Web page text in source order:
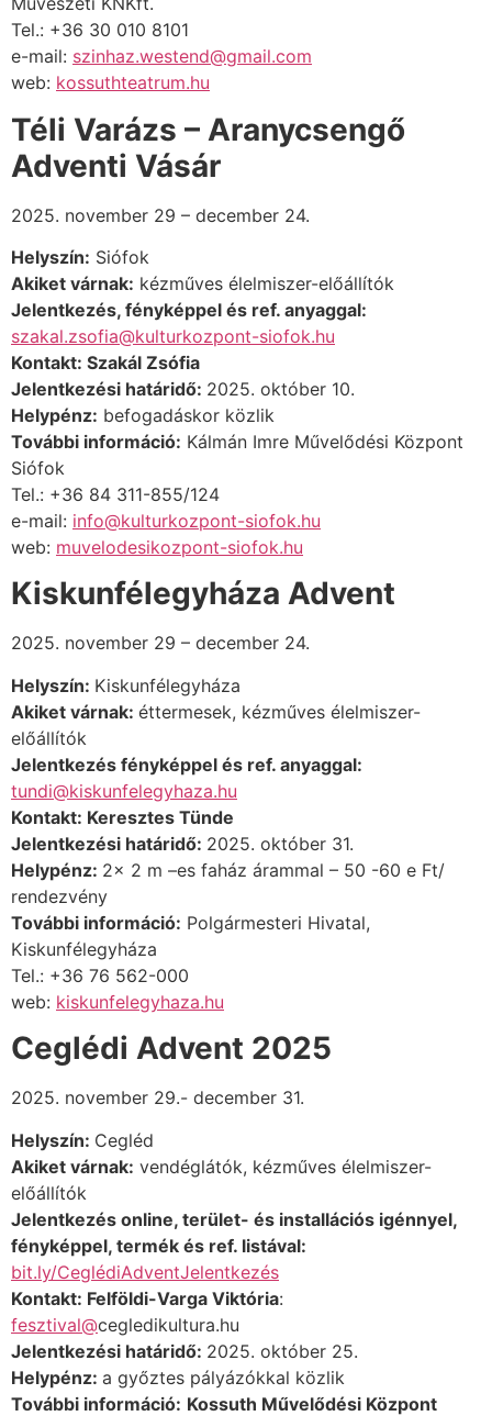
Tel.: +36 30 010 8101
e-mail: szinhaz.westend@gmail.com
web: kossuthteatrum.hu
Téli Varázs – Aranycsengő
Adventi Vásár
2025. november 29 – december 24.
Helyszín: Siófok
Akiket várnak: kézműves élelmiszer-előállítók
Jelentkezés, fényképpel és ref. anyaggal:
szakal.zsofia@kulturkozpont-siofok.hu
Kontakt: Szakál Zsófia
Jelentkezési határidő: 2025. október 10.
Helypénz: befogadáskor közlik
További információ: Kálmán Imre Művelődési Központ
Siófok
Tel.: +36 84 311-855/124
e-mail: info@kulturkozpont-siofok.hu
web: muvelodesikozpont-siofok.hu
Kiskunfélegyháza Advent
2025. november 29 – december 24.
Helyszín: Kiskunfélegyháza
Akiket várnak: éttermesek, kézműves élelmiszer-
előállítók
Jelentkezés fényképpel és ref. anyaggal:
tundi@kiskunfelegyhaza.hu
Kontakt: Keresztes Tünde
Jelentkezési határidő: 2025. október 31.
Helypénz: 2x 2 m –es faház árammal – 50 -60 e Ft/
rendezvény
További információ: Polgármesteri Hivatal,
Kiskunfélegyháza
Tel.: +36 76 562-000
web: kiskunfelegyhaza.hu
Ceglédi Advent 2025
2025. november 29.- december 31.
Helyszín: Cegléd
Akiket várnak: vendéglátók, kézműves élelmiszer-
előállítók
Jelentkezés online, terület- és installációs igénnyel,
fényképpel, termék és ref. listával:
bit.ly/CeglédiAdventJelentkezés
Kontakt: Felföldi-Varga Viktória:
fesztival@cegledikultura.hu
Jelentkezési határidő: 2025. október 25.
Helypénz: a győztes pályázókkal közlik
További információ: Kossuth Művelődési Központ